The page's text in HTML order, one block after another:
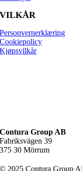
VILKÅR
Personvernerklæring
Cookiepolicy
Kjøpsvilkår
Contura Group AB
Fabriksvägen 39
375 30 Mörrum
© 2025 Contura Group